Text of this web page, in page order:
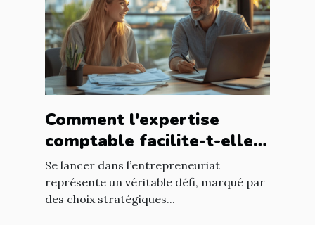
Comment l'expertise
comptable facilite-t-elle
le succès des nouveaux
entrepreneurs ?
Se lancer dans l’entrepreneuriat
représente un véritable défi, marqué par
des choix stratégiques...